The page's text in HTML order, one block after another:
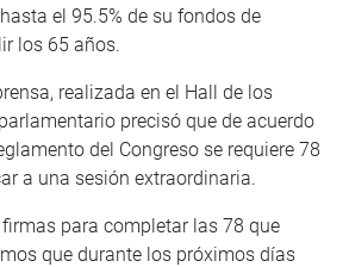
el 95.5% de su fondos de
los 65 años.
realizada en el Hall de los
precisó que de acuerdo
del Congreso se requiere 78
a una sesión extraordinaria.
para completar las 78 que
que durante los próximos días